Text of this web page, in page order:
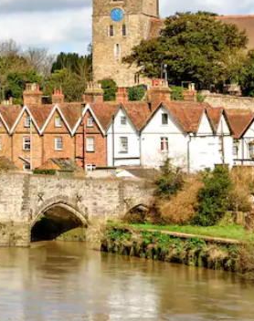
cima e para baixo do teclado ou